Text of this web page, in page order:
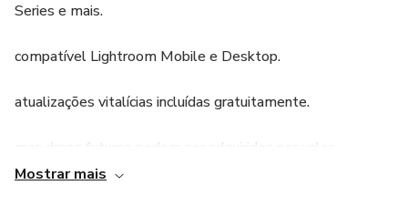
Series e mais.
compatível Lightroom Mobile e Desktop.
atualizações vitalícias incluídas gratuitamente.
mas drops futuros podem ser adquiridos por valor
adicional.
Mostrar mais